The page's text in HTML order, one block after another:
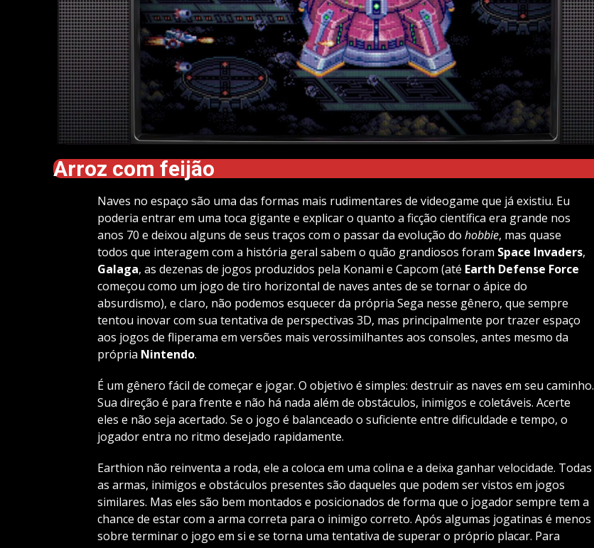
Arroz com feijão
Naves no espaço são uma das formas mais rudimentares de videogame que já existiu. Eu
poderia entrar em uma toca gigante e explicar o quanto a ficção científica era grande nos
anos 70 e deixou alguns de seus traços com o passar da evolução do hobbie, mas quase
todos que interagem com a história geral sabem o quão grandiosos foram Space Invaders,
Galaga, as dezenas de jogos produzidos pela Konami e Capcom (até Earth Defense Force
começou como um jogo de tiro horizontal de naves antes de se tornar o ápice do
absurdismo), e claro, não podemos esquecer da própria Sega nesse gênero, que sempre
tentou inovar com sua tentativa de perspectivas 3D, mas principalmente por trazer espaço
aos jogos de fliperama em versões mais verossimilhantes aos consoles, antes mesmo da
própria Nintendo.
É um gênero fácil de começar e jogar. O objetivo é simples: destruir as naves em seu caminho.
Sua direção é para frente e não há nada além de obstáculos, inimigos e coletáveis. Acerte
eles e não seja acertado. Se o jogo é balanceado o suficiente entre dificuldade e tempo, o
jogador entra no ritmo desejado rapidamente.
Earthion não reinventa a roda, ele a coloca em uma colina e a deixa ganhar velocidade. Todas
as armas, inimigos e obstáculos presentes são daqueles que podem ser vistos em jogos
similares. Mas eles são bem montados e posicionados de forma que o jogador sempre tem a
chance de estar com a arma correta para o inimigo correto. Após algumas jogatinas é menos
sobre terminar o jogo em si e se torna uma tentativa de superar o próprio placar. Para